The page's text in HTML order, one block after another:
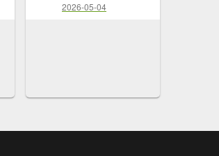
2026-05-04